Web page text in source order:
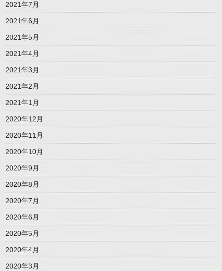
2021年7月
2021年6月
2021年5月
2021年4月
2021年3月
2021年2月
2021年1月
2020年12月
2020年11月
2020年10月
2020年9月
2020年8月
2020年7月
2020年6月
2020年5月
2020年4月
2020年3月